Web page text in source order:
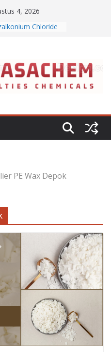
4, 2026
Chloride
Alginate
PE Wax Depok